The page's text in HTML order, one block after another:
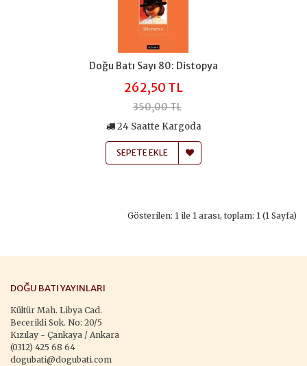
Doğu Batı Sayı 80: Distopya
262,50 TL
350,00 TL
24 Saatte Kargoda
SEPETE EKLE
Gösterilen: 1 ile 1 arası, toplam: 1 (1 Sayfa)
DOĞU BATI YAYINLARI
Kültür Mah. Libya Cad.
Becerikli Sok. No: 20/5
Kızılay - Çankaya / Ankara
(0312) 425 68 64
dogubati@dogubati.com